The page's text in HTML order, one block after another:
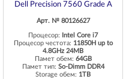
Dell Precision 7560 Grade A
Арт. № 80126627
Процесор:
Intel Core i7
Процесор честота: 11850H up to
4.8GHz 24MB
Памет обем: 64GB
Памет тип: So-Dimm DDR4
Storage обем: 1TB